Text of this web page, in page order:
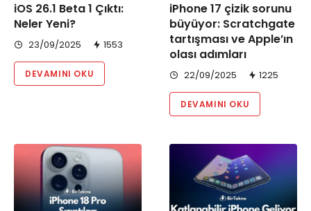
iOS 26.1 Beta 1 Çıktı:
Neler Yeni?
23/09/2025 1553
DEVAMINI OKU
iPhone 17 çizik sorunu
büyüyor: Scratchgate
tartışması ve Apple’ın
olası adımları
22/09/2025 1225
DEVAMINI OKU